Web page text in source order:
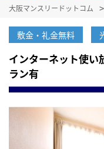
大阪マンスリードットコム
敷金・礼金無料
インターネット使い
ラン有